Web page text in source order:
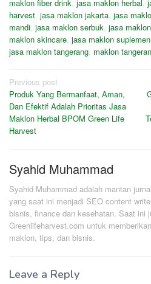
maklon fiber drink jasa maklon herbal
harvest jasa maklon jakarta jasa
mandi jasa maklon serbuk jasa
maklon skincare jasa maklon suplemen
jasa maklon tangerang maklon
Post
navigation
Previous post
Produk Yang Bermanfaat, Aman,
Dan Efektif Adalah Prioritas Jasa
Maklon Herbal BPOM Green Life
Harvest
Syahid Muhammad
Syahid Muhammad adalah mantan
yang saat ini menjadi SEO content
bisnis, finance dan kesehatan. Saat ini
Greenlifeharvest.com untuk
maklon, tips, dan bisnis.
Leave a Reply